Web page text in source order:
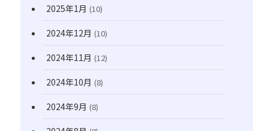
2025年1月 (10)
2024年12月 (10)
2024年11月 (12)
2024年10月 (8)
2024年9月 (8)